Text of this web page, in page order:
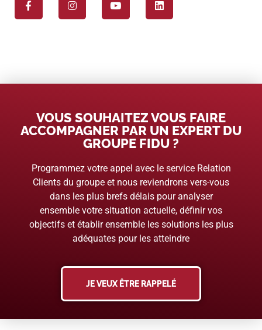
VOUS SOUHAITEZ VOUS FAIRE
ACCOMPAGNER PAR UN EXPERT DU
GROUPE FIDU ?
Programmez votre appel avec le service Relation
Clients du groupe et nous reviendrons vers-vous
dans les plus brefs délais pour analyser
ensemble votre situation actuelle, définir vos
objectifs et établir ensemble les solutions les plus
adéquates pour les atteindre
JE VEUX ÊTRE RAPPELÉ